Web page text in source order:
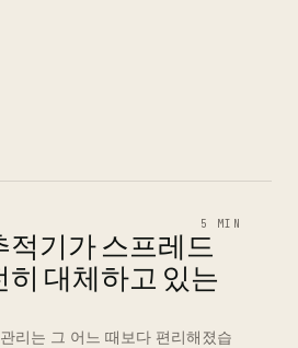
5 MIN
적기가 스프레드
대체하고 있는
리는 그 어느 때보다 편리해졌습